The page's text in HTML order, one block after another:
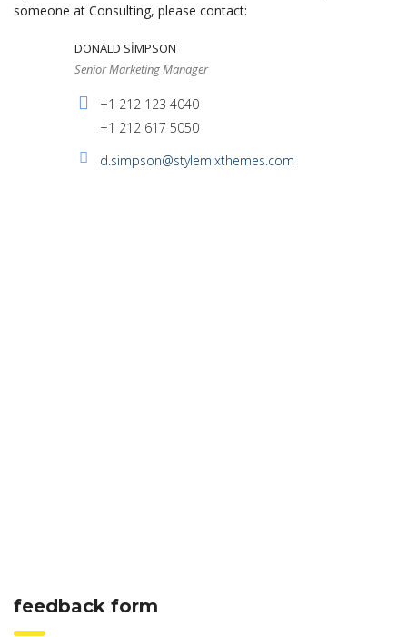
someone at Consulting, please contact:
DONALD SIMPSON
Senior Marketing Manager
+1 212 123 4040
+1 212 617 5050
d.simpson@stylemixthemes.com
feedback form